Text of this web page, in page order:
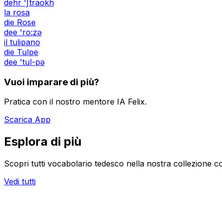
dehr 'ʃtraokh
la rosa
die Rose
dee 'ro:zə
il tulipano
die Tulpe
dee 'tul-pə
Vuoi imparare di più?
Pratica con il nostro mentore IA Felix.
Scarica App
Esplora di più
Scopri tutti vocabolario tedesco nella nostra collezione
Vedi tutti